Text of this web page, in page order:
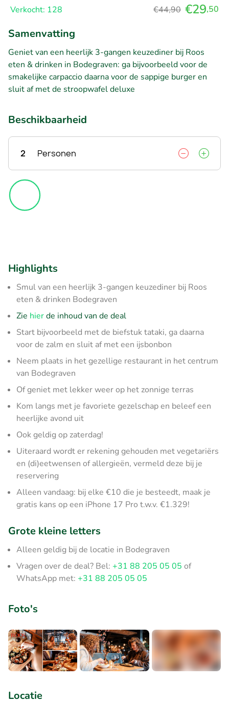
Verkocht: 128 €44,90 €29,50
Samenvatting
Geniet van een heerlijk 3-gangen keuzediner bij Roos
eten & drinken in Bodegraven: ga bijvoorbeeld voor de
smakelijke carpaccio daarna voor de sappige burger en
sluit af met de stroopwafel deluxe
Beschikbaarheid
2 Personen
Highlights
Smul van een heerlijk 3-gangen keuzediner bij Roos
eten & drinken Bodegraven
Zie hierde inhoud van de deal
Start bijvoorbeeld met de biefstuk tataki, ga daarna
voor de zalm en sluit af met een ijsbonbon
Neem plaats in het gezellige restaurant in het centrum
van Bodegraven
Of geniet met lekker weer op het zonnige terras
Kom langs met je favoriete gezelschap en beleef een
heerlijke avond uit
Ook geldig op zaterdag!
Uiteraard wordt er rekening gehouden met vegetariërs
en (di)eetwensen of allergieën, vermeld deze bij je
reservering
Alleen vandaag: bij elke €10 die je besteedt, maak je
gratis kans op een iPhone 17 Pro t.w.v. €1.329!
Grote kleine letters
Alleen geldig bij de locatie in Bodegraven
Vragen over de deal? Bel: +31 88 205 05 05 of
WhatsApp met: +31 88 205 05 05
Foto's
Locatie